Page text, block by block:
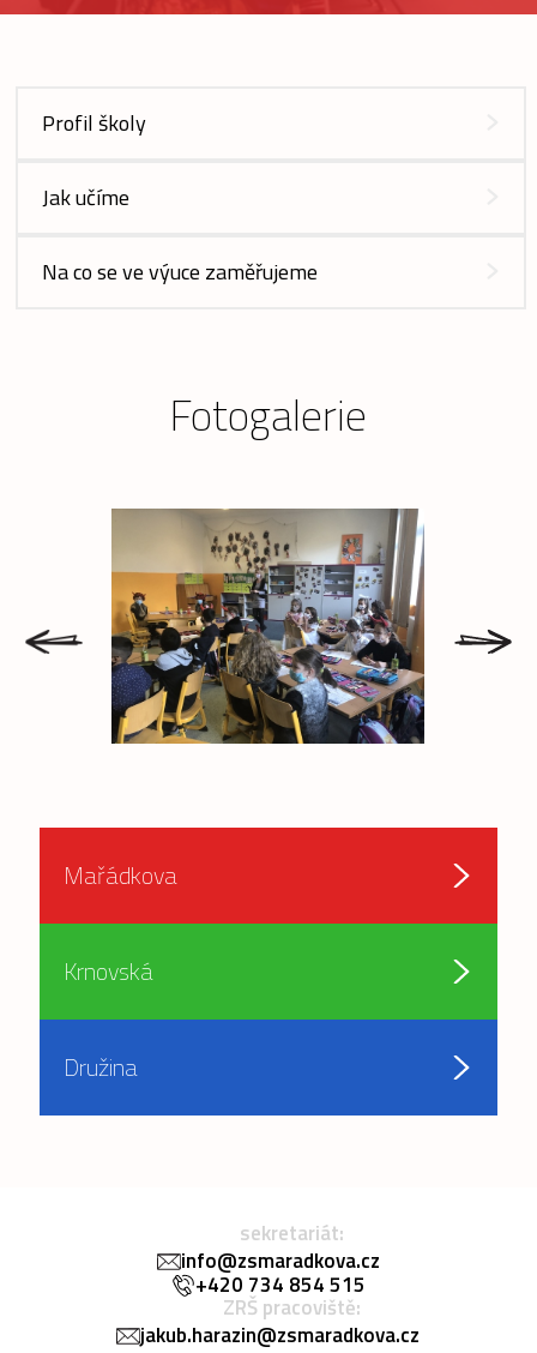
Profil školy
Jak učíme
Na co se ve výuce zaměřujeme
Fotogalerie
Mařádkova
Krnovská
Družina
sekretariát:
info@zsmaradkova.cz
+420 734 854 515
ZRŠ pracoviště:
jakub.harazin@zsmaradkova.cz